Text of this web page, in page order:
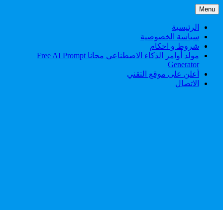
Skip
to
content
Menu
الرئيسية
سياسة الخصوصية
شروط و احكام
مولد أوامر الذكاء الاصطناعي مجانا Free AI Prompt
Generator
أعلن على موقع التقني
الاتصال